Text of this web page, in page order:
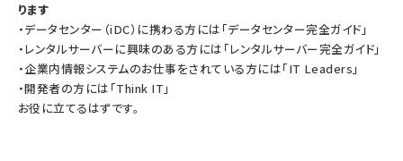
ります
・データセンター（iDC）に携わる方には「データセンター完全ガイド 」
・レンタルサーバーに興味のある方には「レンタルサーバー完全ガイド」
・企業内情報システムのお仕事をされている方には「IT Leaders 」
・開発者の方には「Think IT 」
お役に立てるはずです。